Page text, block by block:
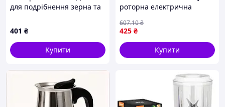
для подрібнення зерна та
401 ₴
Купити
роторна електрична
цукрової пудри та трав 200
Вт
425 ₴
607.10₴
Купити